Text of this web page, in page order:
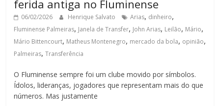
ferida antiga no Fluminense
06/02/2026 Henrique Salvato Arias, dinheiro,
Fluminense Palmeiras, Janela de Transfer, John Arias, Leilão, Mário,
Mário Bittencourt, Matheus Montenegro, mercado da bola, opinião,
Palmeiras,Transferência
O Fluminense sempre foi um clube movido por símbolos.
Ídolos, lideranças, jogadores que representam mais do que
números. Mas justamente